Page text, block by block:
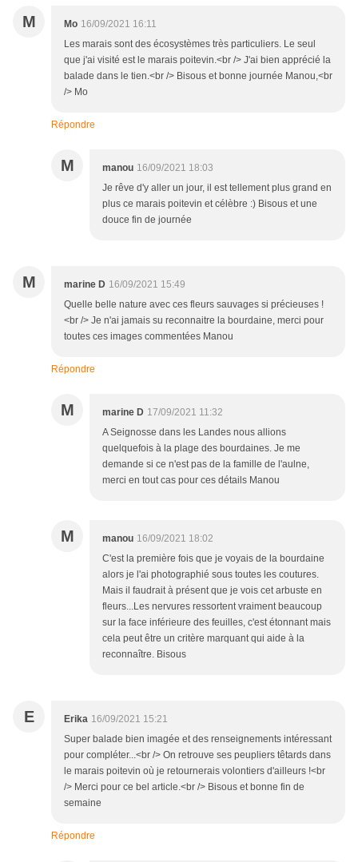
M Mo 16/09/2021 16:11
Les marais sont des écosystèmes très particuliers. Le seul
que j'ai visité est le marais poitevin.<br /> J'ai bien apprécié la
balade dans le tien.<br /> Bisous et bonne journée Manou,<br
/> Mo
Répondre
M manou 16/09/2021 18:03
Je rêve d'y aller un jour, il est tellement plus grand en
plus ce marais poitevin et célèbre :) Bisous et une
douce fin de journée
M marine D 16/09/2021 15:49
Quelle belle nature avec ces fleurs sauvages si précieuses !
<br /> Je n'ai jamais su reconnaitre la bourdaine, merci pour
toutes ces images commentées Manou
Répondre
M marine D 17/09/2021 11:32
A Seignosse dans les Landes nous allions
quelquefois à la plage des bourdaines. Je me
demande si ce n'est pas de la famille de l'aulne,
merci en tout cas pour ces détails Manou
M manou 16/09/2021 18:02
C'est la première fois que je voyais de la bourdaine
alors je l'ai photographié sous toutes les coutures.
Mais il faudrait à présent que je vois cet arbuste en
fleurs...Les nervures ressortent vraiment beaucoup
sur la face inférieure des feuilles, c'est étonnant mais
cela peut être un critère marquant qui aide à la
reconnaître. Bisous
E Erika 16/09/2021 15:21
Super balade bien imagée et des renseignements intéressant
pour compléter...<br /> On retrouve ses peupliers têtards dans
le marais poitevin où je retournerais volontiers d'ailleurs !<br
/> Merci pour ce bel article.<br /> Bisous et bonne fin de
semaine
Répondre